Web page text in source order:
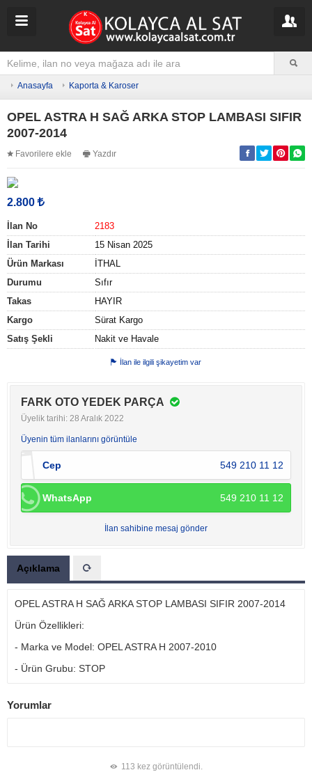
Anasayfa Kaporta & Karoser
OPEL ASTRA H SAĞ ARKA STOP LAMBASI SIFIR
2007-2014
Favorilere ekle Yazdır
2.800
İlan No
2183
İlan Tarihi
15 Nisan 2025
Ürün Markası
İTHAL
Durumu
Sıfır
Takas
HAYIR
Kargo
Sürat Kargo
Satış Şekli
Nakit ve Havale
İlan ile ilgili şikayetim var
FARK OTO YEDEK PARÇA
Üyelik tarihi: 28 Aralık 2022
Üyenin tüm ilanlarını görüntüle
Cep 549 210 11 12
WhatsApp 549 210 11 12
İlan sahibine mesaj gönder
Açıklama
OPEL ASTRA H SAĞ ARKA STOP LAMBASI SIFIR 2007-2014
Ürün Özellikleri:
- Marka ve Model: OPEL ASTRA H 2007-2010
- Ürün Grubu: STOP
Yorumlar
113 kez görüntülendi.